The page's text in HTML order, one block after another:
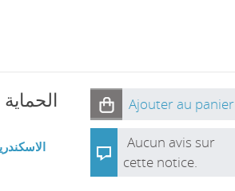
Ajouter au panier
Aucun avis sur
cette notice.